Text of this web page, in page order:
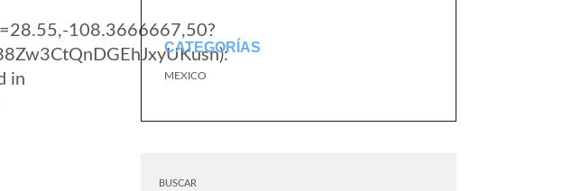
108.3666667,50?
in
CATEGORÍAS
MEXICO
BUSCAR